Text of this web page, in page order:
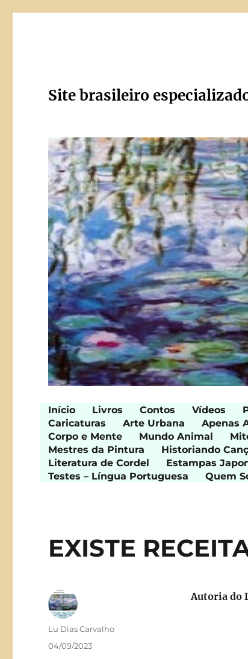
Site brasileiro
Início Livros Contos Vídeos
Caricaturas
Arte Urbana Apenas
Corpo e Mente
Mundo Animal
Mestres da Pintura
Historiando
Literatura de Cordel
Estampas
Testes – Língua Portuguesa
Quem
EXISTE
Autoria do
Autor
Lu Dias Carvalho
Publicado
04/09/2023